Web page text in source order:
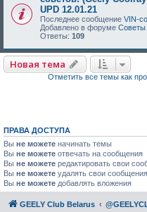
UPD 12.01.21
Последнее сообщение VIN-
Добавлено в форуме
Ответы: 109
Новая тема
Отметить все темы как
ПРАВА ДОСТУПА
Вы не можете начинать темы
Вы не можете отвечать на сообщения
Вы не можете редактировать свои
Вы не можете удалять свои сообщения
Вы не можете добавлять вложения
GEELY Club Belarus